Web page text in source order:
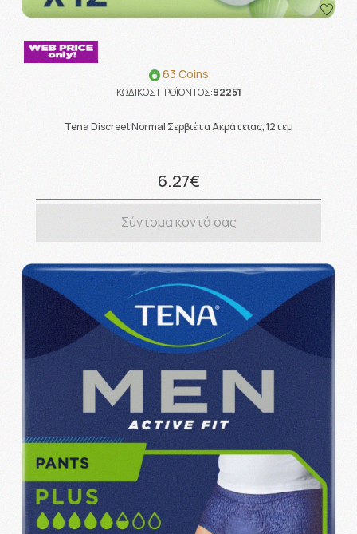
63 Coins
ΚΩΔΙΚΟΣ ΠΡΟΪΟΝΤΟΣ:92251
Tena Discreet Normal Σερβιέτα Ακράτειας, 12τεμ
6.27€
Σύντομα κοντά σας